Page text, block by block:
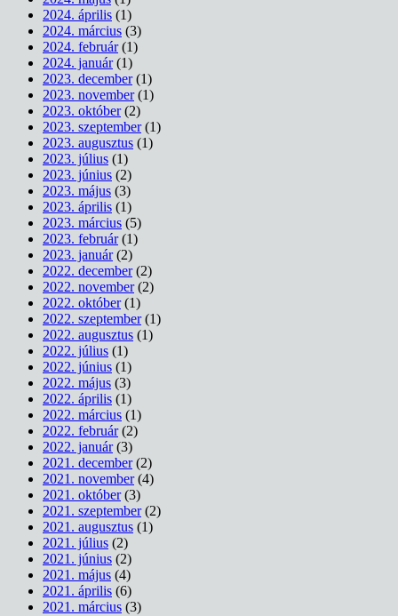
2024. április (1)
2024. március (3)
2024. február(1)
2024. január(1)
2023. december(1)
2023. november(1)
2023. október(2)
2023. szeptember(1)
2023. augusztus (1)
2023. július (1)
2023. június (2)
2023. május (3)
2023. április (1)
2023. március (5)
2023. február(1)
2023. január(2)
2022. december(2)
2022. november(2)
2022. október(1)
2022. szeptember(1)
2022. augusztus (1)
2022. július (1)
2022. június (1)
2022. május (3)
2022. április (1)
2022. március (1)
2022. február(2)
2022. január(3)
2021. december(2)
2021. november(4)
2021. október(3)
2021. szeptember(2)
2021. augusztus (1)
2021. július (2)
2021. június (2)
2021. május (4)
2021. április (6)
2021. március (3)